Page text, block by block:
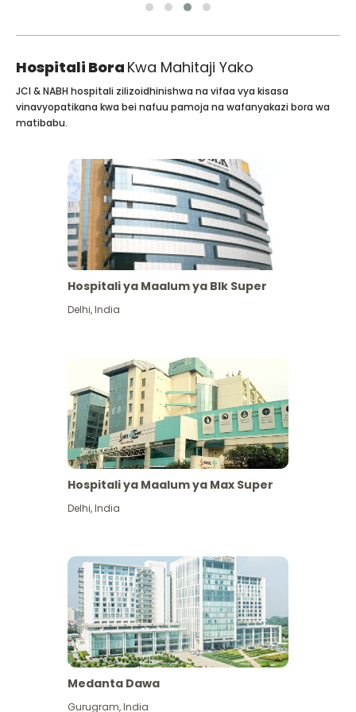
Hospitali Bora Kwa Mahitaji Yako
JCI & NABH hospitali zilizoidhinishwa na vifaa vya kisasa
vinavyopatikana kwa bei nafuu pamoja na wafanyakazi bora wa
matibabu.
Hospitali ya Maalum ya Blk Super
Delhi,India
Hospitali ya Maalum ya Max Super
Delhi,India
Medanta Dawa
Gurugram,India